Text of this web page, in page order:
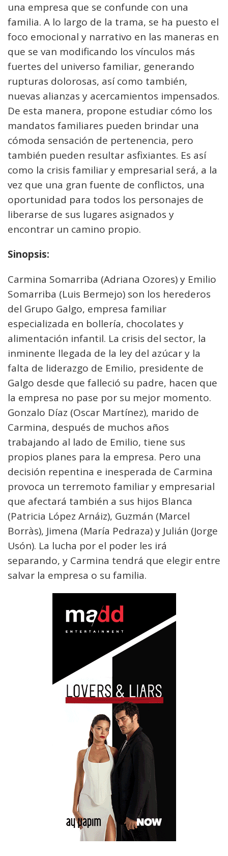
una empresa que se confunde con una
familia. A lo largo de la trama, se ha puesto el
foco emocional y narrativo en las maneras en
que se van modificando los vínculos más
fuertes del universo familiar, generando
rupturas dolorosas, así como también,
nuevas alianzas y acercamientos impensados.
De esta manera, propone estudiar cómo los
mandatos familiares pueden brindar una
cómoda sensación de pertenencia, pero
también pueden resultar asfixiantes. Es así
como la crisis familiar y empresarial será, a la
vez que una gran fuente de conflictos, una
oportunidad para todos los personajes de
liberarse de sus lugares asignados y
encontrar un camino propio.
Sinopsis:
Carmina Somarriba (Adriana Ozores) y Emilio
Somarriba (Luis Bermejo) son los herederos
del Grupo Galgo, empresa familiar
especializada en bollería, chocolates y
alimentación infantil. La crisis del sector, la
inminente llegada de la ley del azúcar y la
falta de liderazgo de Emilio, presidente de
Galgo desde que falleció su padre, hacen que
la empresa no pase por su mejor momento.
Gonzalo Díaz (Oscar Martínez), marido de
Carmina, después de muchos años
trabajando al lado de Emilio, tiene sus
propios planes para la empresa. Pero una
decisión repentina e inesperada de Carmina
provoca un terremoto familiar y empresarial
que afectará también a sus hijos Blanca
(Patricia López Arnáiz), Guzmán (Marcel
Borràs), Jimena (María Pedraza) y Julián (Jorge
Usón). La lucha por el poder les irá
separando, y Carmina tendrá que elegir entre
salvar la empresa o su familia.